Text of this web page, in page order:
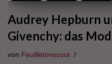
Audrey Hepburn
Givenchy: das
von Feuilletonscout